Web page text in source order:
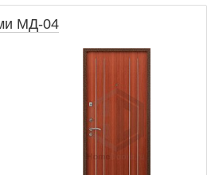
МД-04